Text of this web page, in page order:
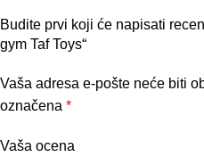
Budite prvi koji će napisati
gym Taf Toys“
Vaša adresa e-pošte neće biti
označena *
Vaša ocena